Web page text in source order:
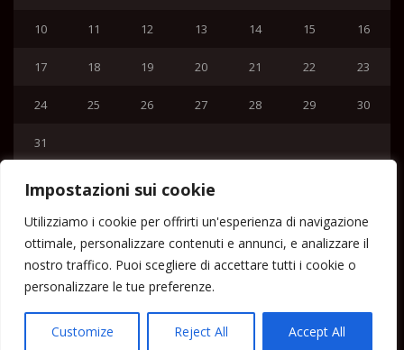
Impostazioni sui cookie
Utilizziamo i cookie per offrirti un'esperienza di navigazione
ottimale, personalizzare contenuti e annunci, e analizzare il
nostro traffico. Puoi scegliere di accettare tutti i cookie o
personalizzare le tue preferenze.
Customize Reject All Accept All
10 11 12 13 14 15 16
17 18 19 20 21 22 23
24 25 26 27 28 29 30
31
Home
Lipari News
Cronaca Lipari
Politica Lipari